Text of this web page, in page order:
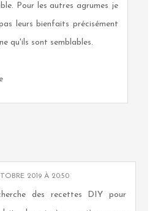
Pour les autres agrumes je
leurs bienfaits précisément
qu'ils sont semblables.
2019 À 20:50
des recettes DIY pour